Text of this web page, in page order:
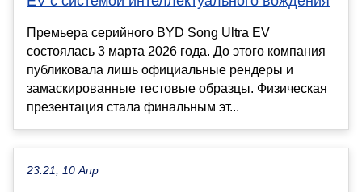
Премьера серийного BYD Song Ultra EV
состоялась 3 марта 2026 года. До этого компания
публиковала лишь официальные рендеры и
замаскированные тестовые образцы. Физическая
презентация стала финальным эт...
23:21, 10 Апр